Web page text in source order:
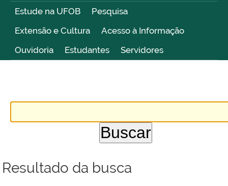
Estude na UFOB
Pesquisa
Extensão e Cultura
Acesso à Informação
Ouvidoria
Estudantes Servidores
Resultado da busca